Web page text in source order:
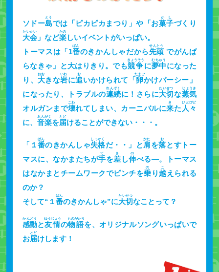
ソドー島
とう
では「ピカピカまつり」や「お菓子
かし
づくり
大会
たいかい
」など楽
たの
しいイベントがいっぱい。
トーマスは「1番
ばん
のきかんしゃだから先頭
せんとう
でがんば
らなきゃ」と大はりきり。でも競争
きょうそう
に夢中
むちゅう
になった
り、 大
おお
きな岩
いわ
に追
お
いかけられて「 卵
たまご
かけパーシー」
になったり、トラブルの連続
れんぞく
に！さらに大切
たいせつ
な蒸気
じょうき
オルガンまで壊
こわ
れてしまい、カーニバルに来
き
た 人々
ひとびど
に、 音楽
おんがく
を届
とど
けることができない・・・。
「１番
ばん
のきかんしゃ失格
しっかく
だ・・」と肩
かた
を落
お
とすトー
マスに、なかまたちが手
て
を差
さ
し伸
の
べる―。トーマス
はなかまとチームワークでピンチを乗
の
り 越
こ
えられる
のか？
そして“１番
ばん
のきかんしゃ”に大切
たいせつ
なことって？
感動
かんどう
と友情
ゆうじょう
の物語
ものがたり
を、オリジナルソングいっぱいで
お届
とど
けします！